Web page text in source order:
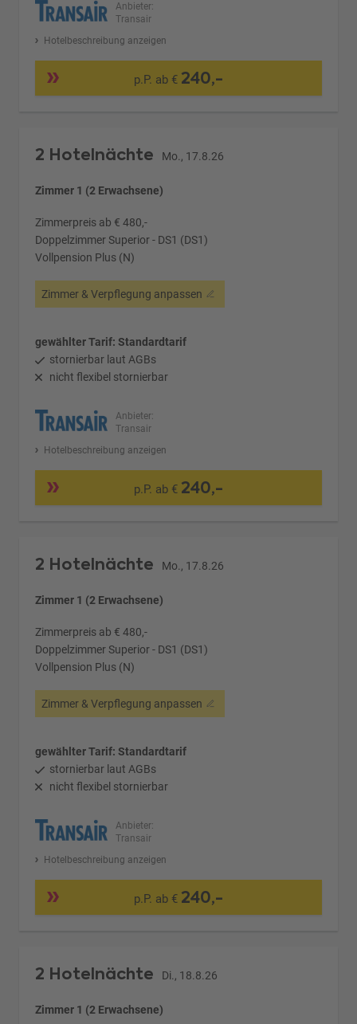
Anbieter:
Transair
Hotelbeschreibung anzeigen
p.P. ab € 240,-
2 Hotelnächte Mo., 17.8.26
Zimmer 1 (2 Erwachsene)
Zimmerpreis ab € 480,-
Doppelzimmer Superior - DS1 (DS1)
Vollpension Plus (N)
Zimmer & Verpflegung anpassen
gewählter Tarif: Standardtarif
stornierbar laut AGBs
nicht flexibel stornierbar
Anbieter:
Transair
Hotelbeschreibung anzeigen
p.P. ab € 240,-
2 Hotelnächte Mo., 17.8.26
Zimmer 1 (2 Erwachsene)
Zimmerpreis ab € 480,-
Doppelzimmer Superior - DS1 (DS1)
Vollpension Plus (N)
Zimmer & Verpflegung anpassen
gewählter Tarif: Standardtarif
stornierbar laut AGBs
nicht flexibel stornierbar
Anbieter:
Transair
Hotelbeschreibung anzeigen
p.P. ab € 240,-
2 Hotelnächte Di., 18.8.26
Zimmer 1 (2 Erwachsene)